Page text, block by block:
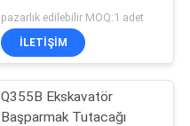
Takviyeli Anahtar
Parçaları
pazarlık edilebilir MOQ:1 adet
İLETIŞIM
Q355B Ekskavatör
Başparmak Tutacağı